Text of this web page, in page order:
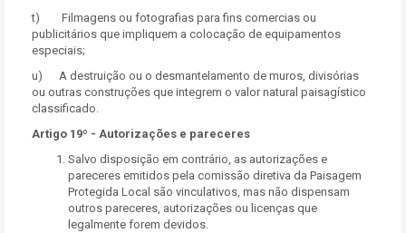
t) Filmagens ou fotografias para fins comercias ou
publicitários que impliquem a colocação de equipamentos
especiais;
u) A destruição ou o desmantelamento de muros, divisórias
ou outras construções que integrem o valor natural paisagístico
classificado.
Artigo 19º - Autorizações e pareceres
Salvo disposição em contrário, as autorizações e
pareceres emitidos pela comissão diretiva da Paisagem
Protegida Local são vinculativos, mas não dispensam
outros pareceres, autorizações ou licenças que
legalmente forem devidos.